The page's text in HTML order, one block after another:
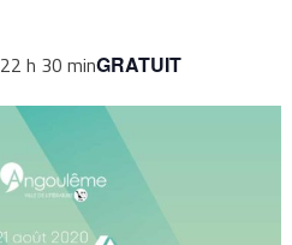
22 h 30 minGRATUIT